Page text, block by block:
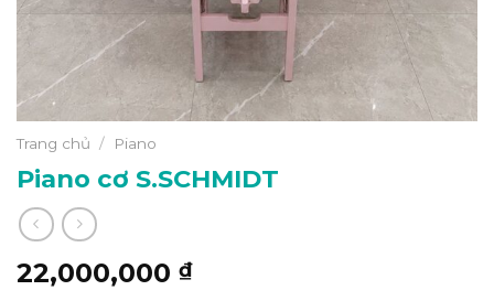
Trang chủ / Piano
Piano cơ S.SCHMIDT
22,000,000 ₫